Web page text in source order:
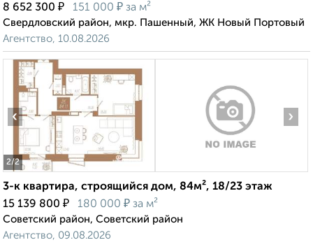
8 652 300 ₽ 151 000 ₽ за м²
Свердловский район, мкр. Пашенный, ЖК Новый Портовый
Агентство, 10.08.2026
2/2
‹ ›
3-к квартира, строящийся дом, 84м², 18/23 этаж
15 139 800 ₽ 180 000 ₽ за м²
Советский район, Советский район
Агентство, 09.08.2026